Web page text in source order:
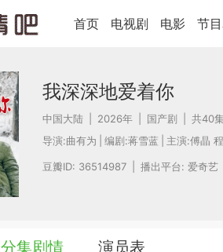
首页 电视剧 电影 节
我深深地爱着你
中国大陆 2026年 国产剧
共40集
导演:曲有为 编剧:蒋雪蓝 主演:傅晶
豆瓣ID: 36514987 播出平台: 爱奇艺
分集剧情 演员表